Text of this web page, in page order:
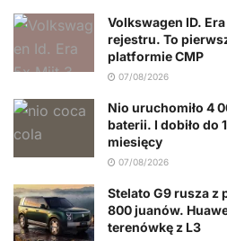
Volkswagen ID.
rejestru. To
platformie CMP
07/08/2026
Nio uruchomiło 4
baterii. I dobiło do
miesięcy
07/08/2026
Stelato G9 rusza z
800 juanów.
terenówkę z L3